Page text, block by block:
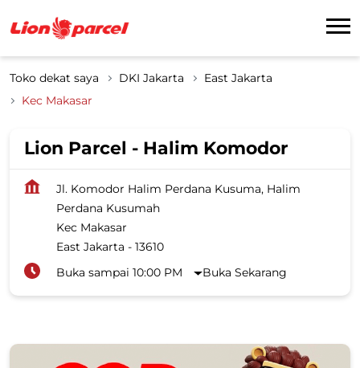
Toko dekat saya DKI Jakarta
East Jakarta
Kec Makasar
Lion Parcel - Halim Komodor
Jl. Komodor Halim Perdana Kusuma, Halim
Perdana Kusumah
Kec Makasar
East Jakarta - 13610
Buka sampai 10:00 PM
Buka Sekarang